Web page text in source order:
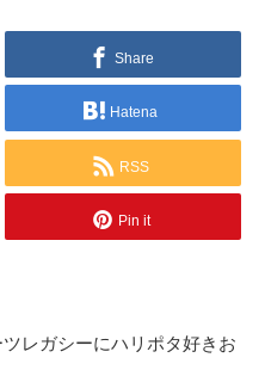
Share
Hatena
RSS
Pin it
レガシーにハリポタ好きお